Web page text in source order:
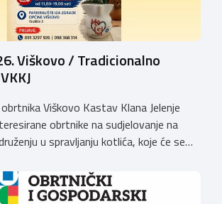
Viškovo / Tradicionalno
Viškovo Kastav Klana Jelenje
obrtnike na sudjelovanje na
u spravljanju kotlića, koje će se
dana 20. rujna 2026. godine
Općine Viškovo, Vozišće